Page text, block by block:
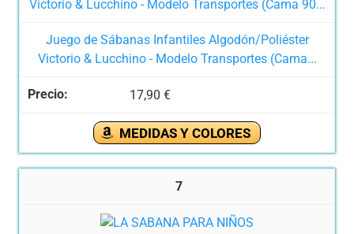
Juego de Sábanas Infantiles Algodón/Poliéster
Victorio & Lucchino - Modelo Transportes (Cama...
17,90 €
MEDIDAS Y COLORES
7